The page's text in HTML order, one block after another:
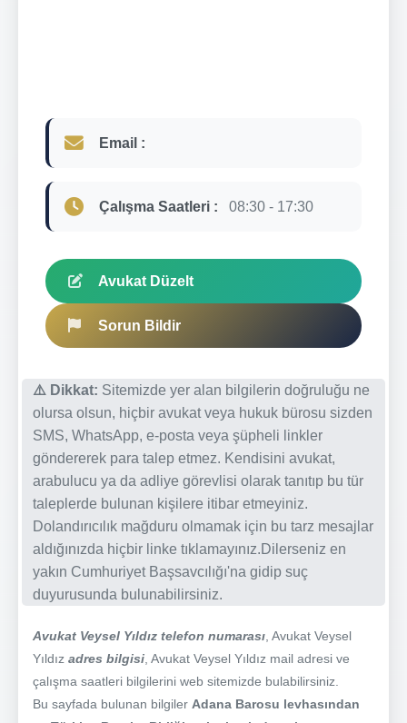
Email :
Çalışma Saatleri : 08:30 - 17:30
Avukat Düzelt
Sorun Bildir
⚠️ Dikkat: Sitemizde yer alan bilgilerin doğruluğu ne
olursa olsun, hiçbir avukat veya hukuk bürosu sizden
SMS, WhatsApp, e-posta veya şüpheli linkler
göndererek para talep etmez. Kendisini avukat,
arabulucu ya da adliye görevlisi olarak tanıtıp bu tür
taleplerde bulunan kişilere itibar etmeyiniz.
Dolandırıcılık mağduru olmamak için bu tarz mesajlar
aldığınızda hiçbir linke tıklamayınız.Dilerseniz en
yakın Cumhuriyet Başsavcılığı'na gidip suç
duyurusunda bulunabilirsiniz.
Avukat Veysel Yıldız telefon numarası , Avukat Veysel
Yıldız adres bilgisi , Avukat Veysel Yıldız mail adresi ve
çalışma saatleri bilgilerini web sitemizde bulabilirsiniz.
Bu sayfada bulunan bilgiler Adana Barosu levhasından